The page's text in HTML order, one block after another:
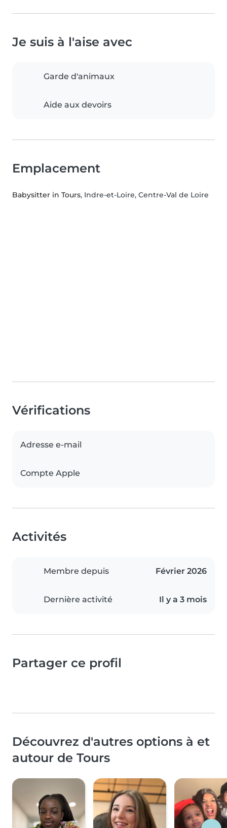
Je suis à l'aise avec
Garde d'animaux
Aide aux devoirs
Emplacement
Babysitter in Tours, Indre-et-Loire, Centre-Val de Loire
Vérifications
Adresse e-mail
Compte Apple
Activités
Membre depuis Février 2026
Dernière activité Il y a 3 mois
Partager ce profil
Découvrez d'autres options à et
autour de Tours